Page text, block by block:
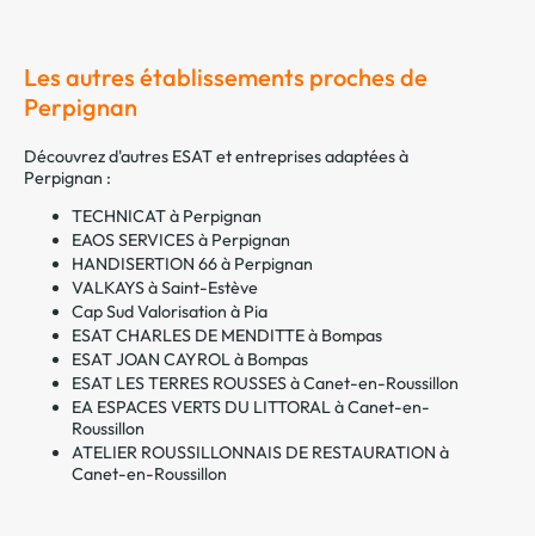
Les autres établissements proches de
Perpignan
Découvrez d'autres ESAT et entreprises adaptées à
Perpignan :
TECHNICAT à Perpignan
EAOS SERVICES à Perpignan
HANDISERTION 66 à Perpignan
VALKAYS à Saint-Estève
Cap Sud Valorisation à Pia
ESAT CHARLES DE MENDITTE à Bompas
ESAT JOAN CAYROL à Bompas
ESAT LES TERRES ROUSSES à Canet-en-Roussillon
EA ESPACES VERTS DU LITTORAL à Canet-en-
Roussillon
ATELIER ROUSSILLONNAIS DE RESTAURATION à
Canet-en-Roussillon